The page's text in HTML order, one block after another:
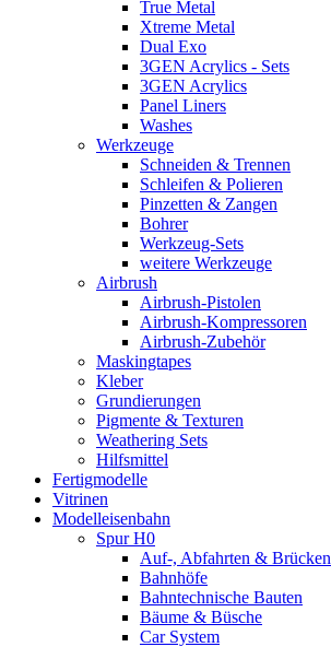
True Metal
Xtreme Metal
Dual Exo
3GEN Acrylics - Sets
3GEN Acrylics
Panel Liners
Washes
Werkzeuge
Schneiden & Trennen
Schleifen & Polieren
Pinzetten & Zangen
Bohrer
Werkzeug-Sets
weitere Werkzeuge
Airbrush
Airbrush-Pistolen
Airbrush-Kompressoren
Airbrush-Zubehör
Maskingtapes
Kleber
Grundierungen
Pigmente & Texturen
Weathering Sets
Hilfsmittel
Fertigmodelle
Vitrinen
Modelleisenbahn
Spur H0
Auf-, Abfahrten & Brücken
Bahnhöfe
Bahntechnische Bauten
Bäume & Büsche
Car System